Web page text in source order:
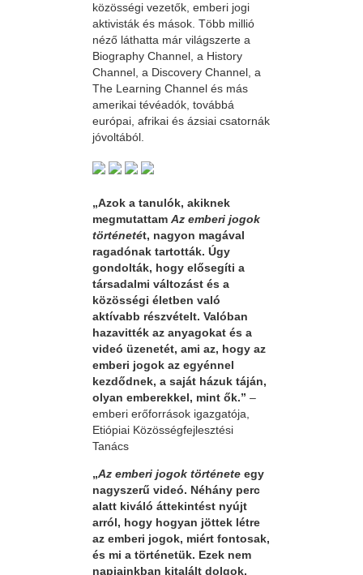
közösségi vezetők, emberi jogi
aktivisták és mások. Több millió
néző láthatta már világszerte a
Biography Channel, a History
Channel, a Discovery Channel, a
The Learning Channel és más
amerikai tévéadók, továbbá
európai, afrikai és ázsiai csatornák
jóvoltából.
„Azok a tanulók, akiknek
megmutattam Az emberi jogok
történetét, nagyon magával
ragadónak tartották. Úgy
gondolták, hogy elősegíti a
társadalmi változást és a
közösségi életben való
aktívabb részvételt. Valóban
hazavitték az anyagokat és a
videó üzenetét, ami az, hogy az
emberi jogok az egyénnel
kezdődnek, a saját házuk táján,
olyan emberekkel, mint ők.” –
emberi erőforrások igazgatója,
Etiópiai Közösségfejlesztési
Tanács
„Az emberi jogok története egy
nagyszerű videó. Néhány perc
alatt kiváló áttekintést nyújt
arról, hogy hogyan jöttek létre
az emberi jogok, miért fontosak,
és mi a történetük. Ezek nem
napjainkban kitalált dolgok,